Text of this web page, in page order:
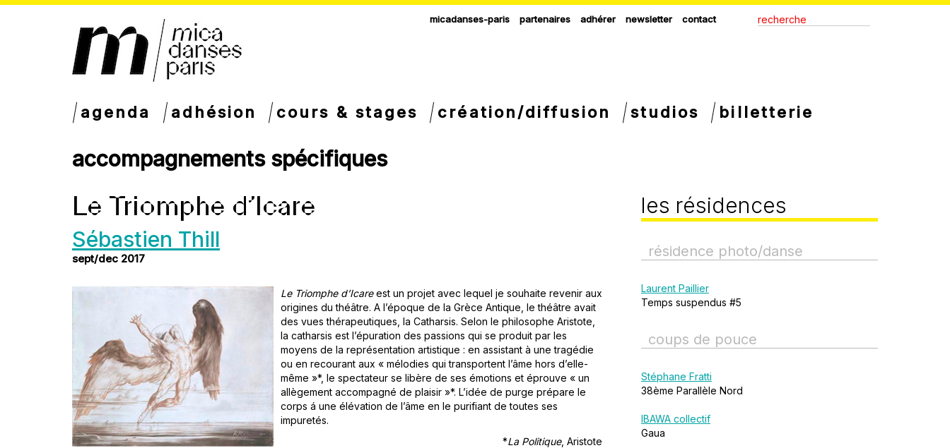
micadanses-paris partenaires adhérer newsletter contact
agenda adhésion cours & stages création/diffusion studios billetterie
accompagnements spécifiques
Le Triomphe d’Icare
Sébastien Thill
sept/dec 2017
Le Triomphe d’Icareest un projet avec lequel je souhaite revenir aux
origines du théâtre. A l’époque de la Grèce Antique, le théâtre avait
des vues thérapeutiques, la Catharsis. Selon le philosophe Aristote,
la catharsis est l’épuration des passions qui se produit par les
moyens de la représentation artistique : en assistant à une tragédie
ou en recourant aux « mélodies qui transportent l’âme hors d’elle-
même »*, le spectateur se libère de ses émotions et éprouve « un
allègement accompagné de plaisir »*. L’idée de purge prépare le
corps á une élévation de l’âme en le purifiant de toutes ses
impuretés.
*La Politique, Aristote
les résidences
résidence photo/danse
Laurent Paillier
Temps suspendus #5
coups de pouce
Stéphane Fratti
38ème Parallèle Nord
IBAWA collectif
Gaua